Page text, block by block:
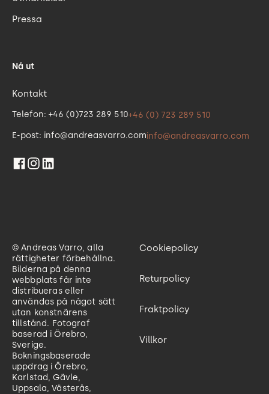
Pressa
Nå ut
Kontakt
Telefon: +46 (0)723 289 510+46 (0) 723 289 510
E-post: info@andreasvarro.cominfo@andreasvarro.com
© Andreas Varro, alla
rättigheter förbehållna.
Bilderna på denna
webbplats får inte
distribueras eller
användas på något sätt
utan konstnärens
tillstånd. Fotograf
baserad i Örebro,
Sverige.
Bokningsbaserade
uppdrag i Örebro,
Karlstad, Gävle,
Uppsala, Västerås,
Cookiepolicy
Returpolicy
Fraktpolicy
Villkor